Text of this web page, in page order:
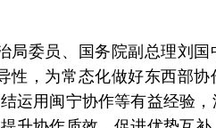
委员、国务院副总理刘国
性，为常态化做好东西部协
运用闽宁协作等有益经验